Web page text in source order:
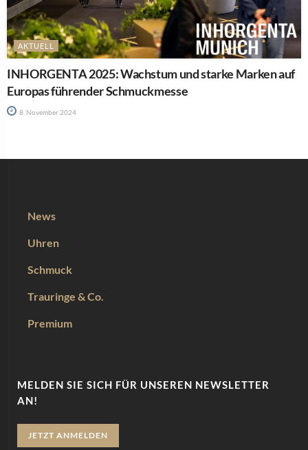
AKTUELL
INHORGENTA 2025: Wachstum und starke Marken auf
Europas führender Schmuckmesse
8. November 2024
News
Uhren
Schmuck
Trauringe & Co.
Premium
MELDEN SIE SICH FÜR UNSEREN NEWSLETTER
AN!
JETZT ANMELDEN